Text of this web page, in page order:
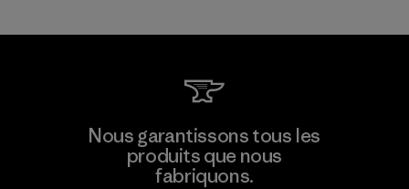
Kwang Viet Garment Co., Ltd
Nous garantissons tous les
produits que nous
fabriquons.